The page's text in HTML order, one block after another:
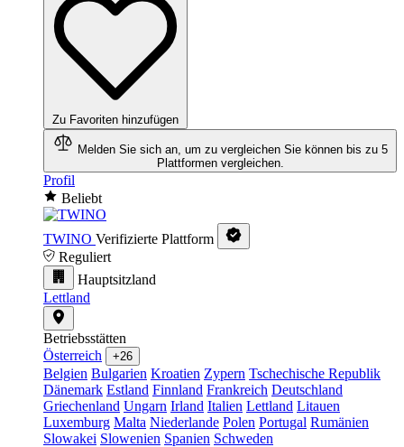
Zu Favoriten hinzufügen
Melden Sie sich an, um zu vergleichen Sie können bis zu 5
Plattformen vergleichen.
Profil
Beliebt
TWINO Verifizierte Plattform
Reguliert
Hauptsitzland
Lettland
Betriebsstätten
Österreich
+26
Belgien Bulgarien Kroatien Zypern Tschechische Republik
Dänemark Estland Finnland Frankreich Deutschland
Griechenland Ungarn Irland Italien Lettland Litauen
Luxemburg Malta Niederlande Polen Portugal Rumänien
Slowakei Slowenien Spanien Schweden